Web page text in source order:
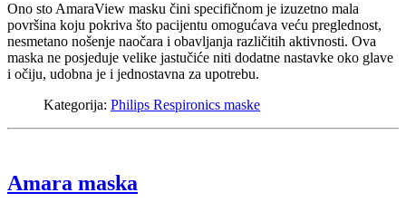
Ono sto AmaraView masku čini specifičnom je izuzetno mala
površina koju pokriva što pacijentu omogućava veću preglednost,
nesmetano nošenje naočara i obavljanja različitih aktivnosti. Ova
maska ne posjeduje velike jastučiće niti dodatne nastavke oko glave
i očiju, udobna je i jednostavna za upotrebu.
Kategorija: Philips Respironics maske
Amara maska